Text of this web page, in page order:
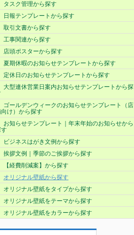
タスク管理から探す
日報テンプレートから探す
取引文書から探す
工事関連から探す
店頭ポスターから探す
夏期休暇のお知らせテンプレートから探す
定休日のお知らせテンプレートから探す
大型連休営業日案内お知らせテンプレートから探
ゴールデンウィークのお知らせテンプレート（店
け）から探す
お知らせテンプレート｜年末年始のお知らせから
ビジネスはがき文例から探す
挨拶文例｜季節のご挨拶から探す
【経費削減案】から探す
オリジナル壁紙から探す
オリジナル壁紙をタイプから探す
オリジナル壁紙をテーマから探す
オリジナル壁紙をカラーから探す